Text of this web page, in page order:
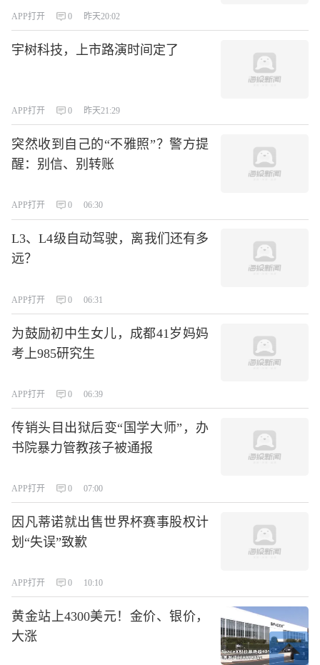
APP打开 0 昨天20:02
宇树科技，上市路演时间定了
APP打开 0 昨天21:29
突然收到自己的“不雅照”？警方提
醒：别信、别转账
APP打开 0 06:30
L3、L4级自动驾驶，离我们还有多
远？
APP打开 0 06:31
为鼓励初中生女儿，成都41岁妈妈
考上985研究生
APP打开 0 06:39
传销头目出狱后变“国学大师”，办
书院暴力管教孩子被通报
APP打开 0 07:00
因凡蒂诺就出售世界杯赛事股权计
划“失误”致歉
APP打开 0 10:10
黄金站上4300美元！金价、银价，
大涨